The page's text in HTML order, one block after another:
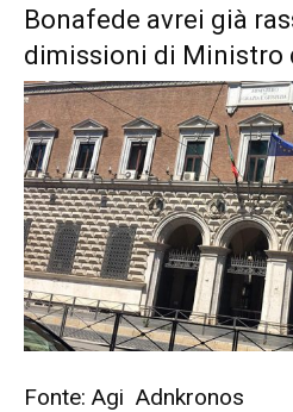
Bonafede avrei già
dimissioni di Ministro
Fonte: Agi Adnkronos